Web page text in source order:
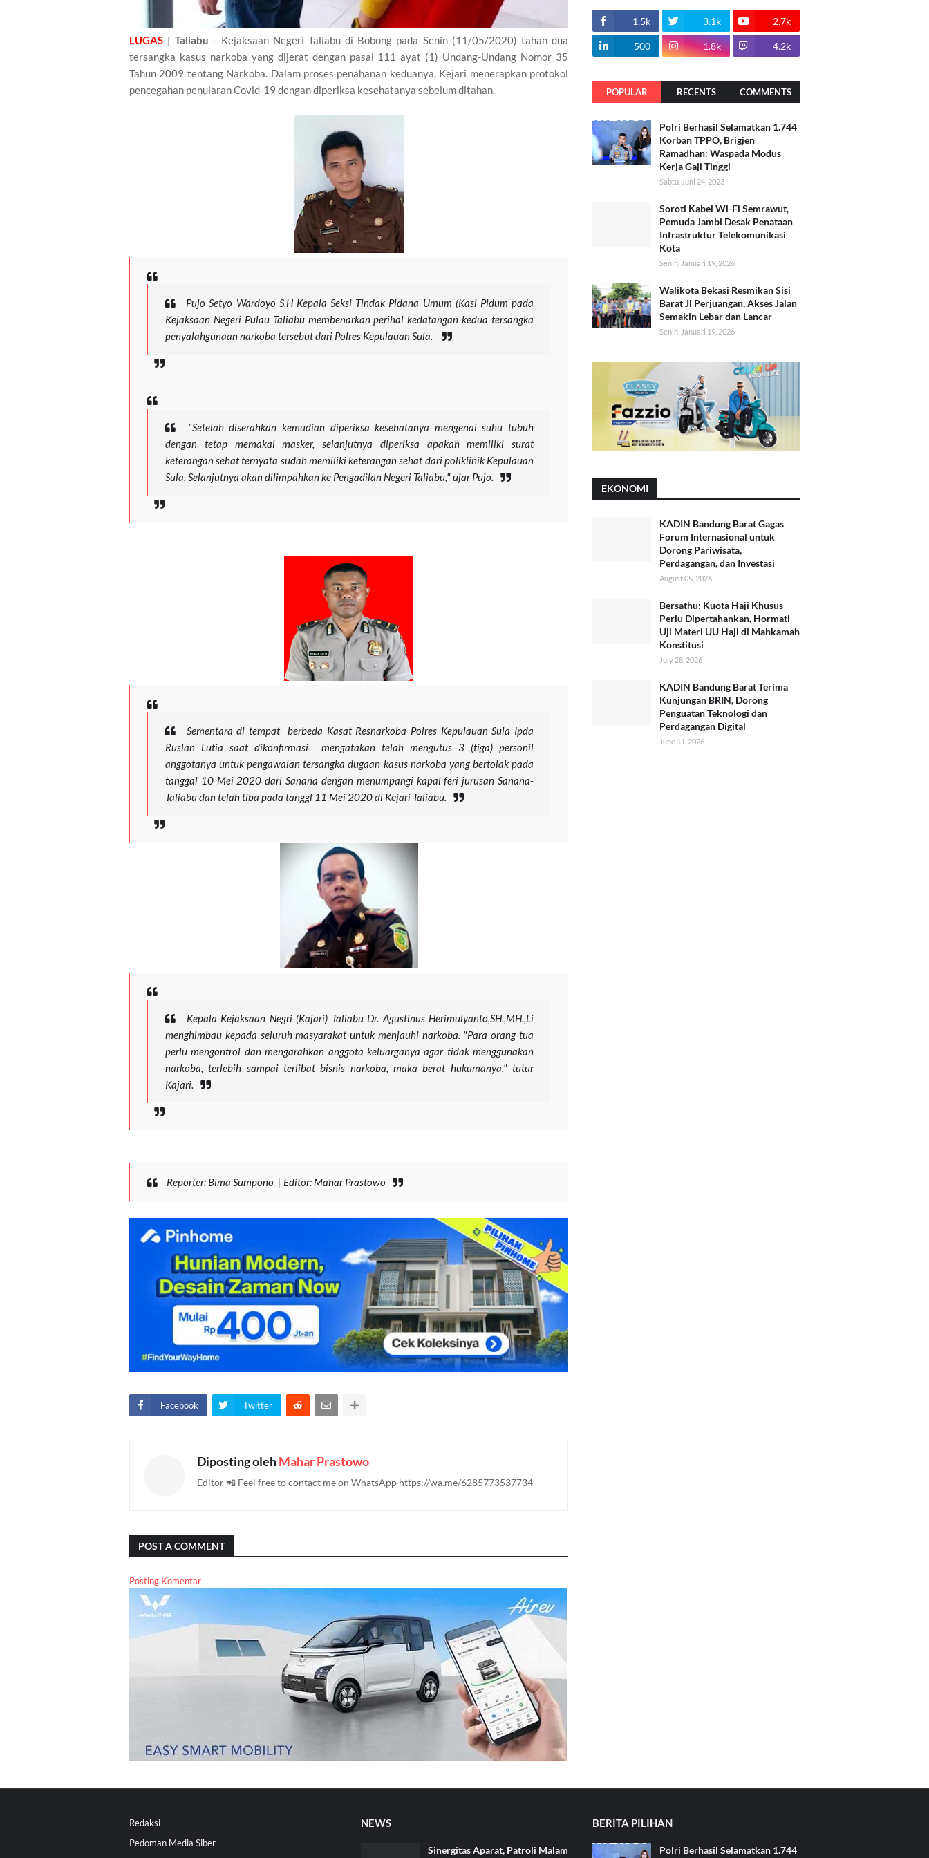
LUGAS | Taliabu - Kejaksaan Negeri Taliabu di Bobong pada Senin (11/05/2020) tahan dua
tersangka kasus narkoba yang dijerat dengan pasal 111 ayat (1) Undang-Undang Nomor 35
Tahun 2009 tentang Narkoba. Dalam proses penahanan keduanya, Kejari menerapkan protokol
pencegahan penularan Covid-19 dengan diperiksa kesehatanya sebelum ditahan.
Pujo Setyo Wardoyo S.H Kepala Seksi Tindak Pidana Umum (Kasi Pidum pada
Kejaksaan Negeri Pulau Taliabu membenarkan perihal kedatangan kedua tersangka
penyalahgunaan narkoba tersebut dari Polres Kepulauan Sula.
"Setelah diserahkan kemudian diperiksa kesehatanya mengenai suhu tubuh
dengan tetap memakai masker, selanjutnya diperiksa apakah memiliki surat
keterangan sehat ternyata sudah memiliki keterangan sehat dari poliklinik Kepulauan
Sula. Selanjutnya akan dilimpahkan ke Pengadilan Negeri Taliabu," ujar Pujo.
Sementara di tempat berbeda Kasat Resnarkoba Polres Kepulauan Sula Ipda
Ruslan Lutia saat dikonfirmasi mengatakan telah mengutus 3 (tiga) personil
anggotanya untuk pengawalan tersangka dugaan kasus narkoba yang bertolak pada
tanggal 10 Mei 2020 dari Sanana dengan menumpangi kapal feri jurusan Sanana-
Taliabu dan telah tiba pada tanggl 11 Mei 2020 di Kejari Taliabu.
Kepala Kejaksaan Negri (Kajari) Taliabu Dr. Agustinus Herimulyanto,SH.,MH.,Li
menghimbau kepada seluruh masyarakat untuk menjauhi narkoba. "Para orang tua
perlu mengontrol dan mengarahkan anggota keluarganya agar tidak menggunakan
narkoba, terlebih sampai terlibat bisnis narkoba, maka berat hukumanya," tutur
Kajari.
Reporter: Bima Sumpono | Editor: Mahar Prastowo
Facebook Twitter
Diposting olehMahar Prastowo
Editor 📲 Feel free to contact me on WhatsApp https://wa.me/6285773537734
POST A COMMENT
Posting Komentar
1.5k 3.1k 2.7k
500 1.8k 4.2k
POPULAR RECENTS COMMENTS
Polri Berhasil Selamatkan 1.744
Korban TPPO, Brigjen
Ramadhan: Waspada Modus
Kerja Gaji Tinggi
Sabtu, Juni 24, 2023
Soroti Kabel Wi-Fi Semrawut,
Pemuda Jambi Desak Penataan
Infrastruktur Telekomunikasi
Kota
Senin, Januari 19, 2026
Walikota Bekasi Resmikan Sisi
Barat Jl Perjuangan, Akses Jalan
Semakin Lebar dan Lancar
Senin, Januari 19, 2026
EKONOMI
KADIN Bandung Barat Gagas
Forum Internasional untuk
Dorong Pariwisata,
Perdagangan, dan Investasi
August 05, 2026
Bersathu: Kuota Haji Khusus
Perlu Dipertahankan, Hormati
Uji Materi UU Haji di Mahkamah
Konstitusi
July 28, 2026
KADIN Bandung Barat Terima
Kunjungan BRIN, Dorong
Penguatan Teknologi dan
Perdagangan Digital
June 11, 2026
Redaksi
Pedoman Media Siber
NEWS
Sinergitas Aparat, Patroli Malam
BERITA PILIHAN
Polri Berhasil Selamatkan 1.744